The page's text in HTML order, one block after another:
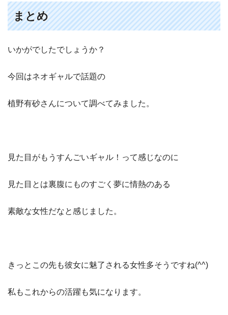
まとめ
いかがでしたでしょうか？
今回はネオギャルで話題の
植野有砂さんについて調べてみました。
見た目がもうすんごいギャル！って感じなのに
見た目とは裏腹にものすごく夢に情熱のある
素敵な女性だなと感じました。
きっとこの先も彼女に魅了される女性多そうですね(^^)
私もこれからの活躍も気になります。